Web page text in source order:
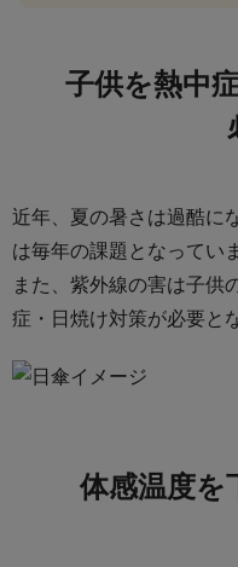
子供を熱中
近年、夏の暑さは過酷に
は毎年の課題となってい
また、紫外線の害は子供
症・日焼け対策が必要と
体感温度を